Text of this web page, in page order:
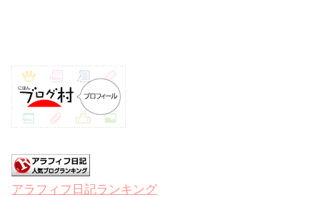
アラフィフ日記ランキング